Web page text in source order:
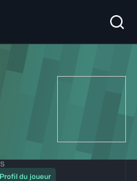
Profil du joueur